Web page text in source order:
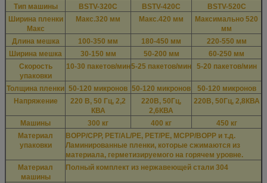
Тип машины BSTV-320C BSTV-420C
BSTV-520C
Ширина пленки
Макс
Макс.320 мм Макс.420 мм
Максимально 520
мм
Длина мешка
100-350 мм 180-450 мм
220-550 мм
Ширина мешка
30-150 мм 50-200 мм
60-250 мм
Скорость
упаковки
10-30 пакетов/мин5-25 пакетов/мин 5-20 пакетов/мин
Толщина пленки 50-120 микронов 50-120 микронов
50-120 микронов
Напряжение
220 В, 50 Гц, 2,2
КВА
220В, 50Гц,
2,6КВА
220В, 50Гц, 2,8КВА
Машины 300 кг 400 кг
450 кг
Материал
упаковки
BOPP/CPP, PET/AL/PE, PET/PE, MCPP/BOPP и т.д.
Ламинированные пленки, которые сжимаются из
материала, герметизируемого на горячем уровне.
Материал
машины
Полный комплект из нержавеющей стали 304